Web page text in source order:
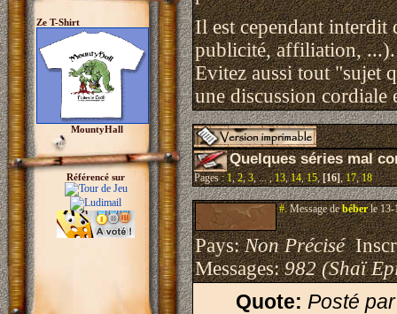
Ze T-Shirt
MountyHall
Référencé sur
Il est cependant
publicité, affiliation, ...).
Evitez aussi tout "sujet
une discussion cordiale
Quelques séries mal
Pages :1,2,3, ... ,13,14,15,[16],17,18
#.Message debéberle 13-
Pays:Non Précisé
Messages:982 (Shaï
Quote: Posté